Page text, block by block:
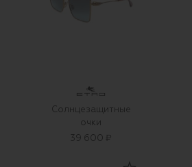
Солнцезащитные
очки
39 600 ₽